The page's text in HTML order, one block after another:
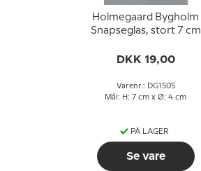
Holmegaard Bygholm
Snapseglas, stort 7 cm
DKK 19,00
Varenr.: DG1505
Mål: H: 7 cm x Ø: 4 cm
PÅ LAGER
Se vare